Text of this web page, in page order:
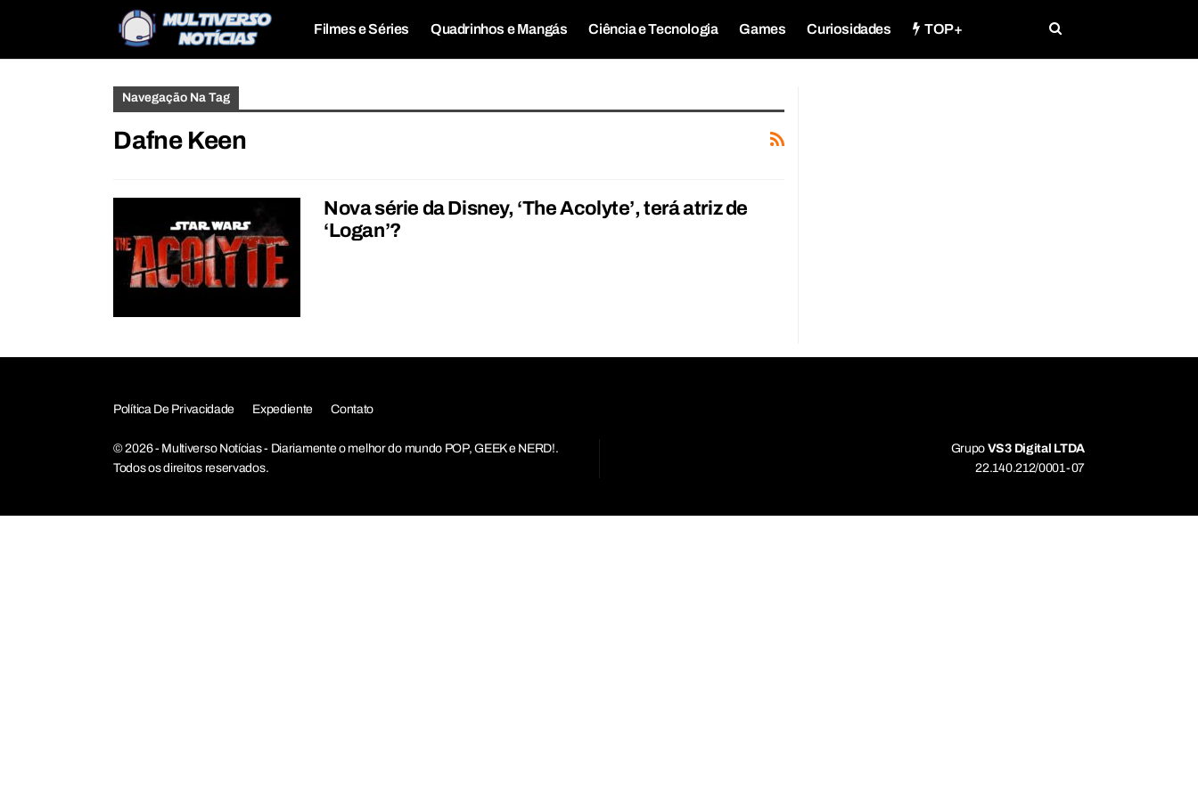
Filmes e Séries Quadrinhos e Mangás Ciência e Tecnologia Games Curiosidades TOP+
Navegação Na Tag
Dafne Keen
Nova série da Disney, ‘The Acolyte’, terá atriz de
‘Logan’?
Política De Privacidade Expediente Contato
© 2026 - Multiverso Notícias - Diariamente o melhor do mundo POP, GEEK e NERD!.
Todos os direitos reservados.
Grupo VS3 Digital LTDA
22.140.212/0001-07